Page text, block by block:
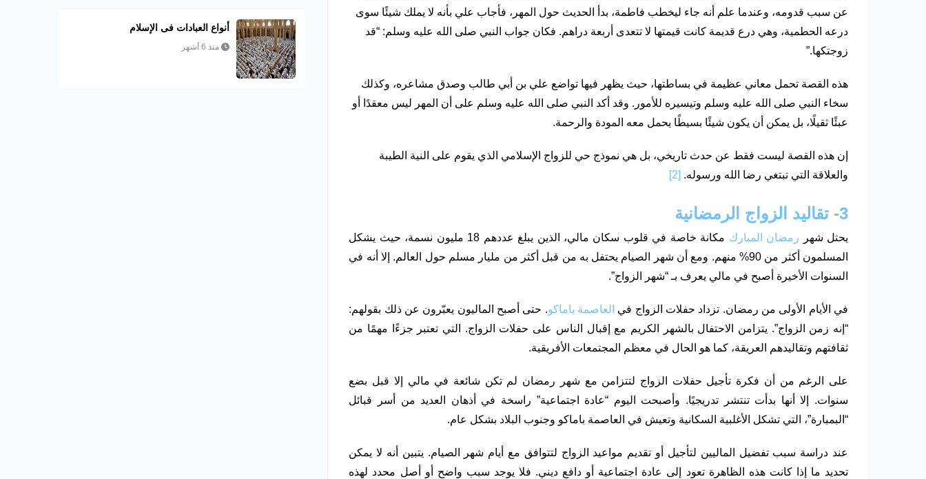
عن سبب قدومه، وعندما علم أنه جاء ليخطب فاطمة، بدأ الحديث حول المهر، فأجاب علي بأنه لا يملك شيئًا سوى
درعه الحطمية، وهي درع قديمة كانت قيمتها لا تتعدى أربعة دراهم. فكان جواب النبي صلى الله عليه وسلم: “قد
زوجتكها.”
هذه القصة تحمل معاني عظيمة في بساطتها، حيث يظهر فيها تواضع علي بن أبي طالب وصدق مشاعره، وكذلك
سخاء النبي صلى الله عليه وسلم وتيسيره للأمور. وقد أكد النبي صلى الله عليه وسلم على أن المهر ليس معقدًا أو
عبئًا ثقيلًا، بل يمكن أن يكون شيئًا بسيطًا يحمل معه المودة والرحمة.
إن هذه القصة ليست فقط عن حدث تاريخي، بل هي نموذج حي للزواج الإسلامي الذي يقوم على النية الطيبة
والعلاقة التي تبتغي رضا الله ورسوله. [2]
3- تقاليد الزواج الرمضانية
يحتل شهر رمضان المبارك
مكانة خاصة في قلوب سكان مالي، الذين يبلغ عددهم 18 مليون نسمة، حيث يشكل
المسلمون أكثر من 90% منهم. ومع أن شهر الصيام يحتفل به من قبل أكثر من مليار مسلم حول العالم. إلا أنه في
السنوات الأخيرة أصبح في مالي يعرف بـ “شهر الزواج”.
في الأيام الأولى من رمضان. تزداد حفلات الزواج في العاصمة باماكو. حتى أصبح الماليون يعبّرون عن ذلك بقولهم:
“إنه زمن الزواج”. يتزامن الاحتفال بالشهر الكريم مع إقبال الناس على حفلات الزواج. التي تعتبر جزءًا مهمًا من
ثقافتهم وتقاليدهم العريقة، كما هو الحال في معظم المجتمعات الأفريقية.
على الرغم من أن فكرة تأجيل حفلات الزواج لتتزامن مع شهر رمضان لم تكن شائعة في مالي إلا قبل بضع
سنوات. إلا أنها بدأت تنتشر تدريجيًا. وأصبحت اليوم “عادة اجتماعية” راسخة في أذهان العديد من أسر قبائل
“البمبارة”، التي تشكل الأغلبية السكانية وتعيش في العاصمة باماكو وجنوب البلاد بشكل عام.
عند دراسة سبب تفضيل الماليين لتأجيل أو تقديم مواعيد الزواج لتتوافق مع أيام شهر الصيام. يتبين أنه لا يمكن
تحديد ما إذا كانت هذه الظاهرة تعود إلى عادة اجتماعية أو دافع ديني. فلا يوجد سبب واضح أو أصل محدد لهذه
أنواع العبادات فى الإسلام
منذ 6 أشهر